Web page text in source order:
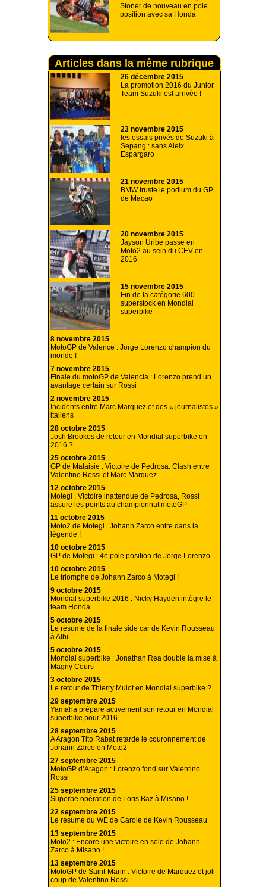
Stoner de nouveau en pole
position avec sa Honda
Articles dans la même rubrique
26 décembre 2015
La promotion 2016 du Junior
Team Suzuki est arrivée !
23 novembre 2015
les essais privés de Suzuki à
Sepang : sans Aleix
Espargaro
21 novembre 2015
BMW truste le podium du GP
de Macao
20 novembre 2015
Jayson Uribe passe en
Moto2 au sein du CEV en
2016
15 novembre 2015
Fin de la catégorie 600
superstock en Mondial
superbike
8 novembre 2015
MotoGP de Valence : Jorge Lorenzo champion du
monde !
7 novembre 2015
Finale du motoGP de Valencia : Lorenzo prend un
avantage certain sur Rossi
2 novembre 2015
Incidents entre Marc Marquez et des « journalistes »
italiens
28 octobre 2015
Josh Brookes de retour en Mondial superbike en
2016 ?
25 octobre 2015
GP de Malaisie : Victoire de Pedrosa. Clash entre
Valentino Rossi et Marc Marquez
12 octobre 2015
Motegi : Victoire inattendue de Pedrosa, Rossi
assure les points au championnat motoGP
11 octobre 2015
Moto2 de Motegi : Johann Zarco entre dans la
légende !
10 octobre 2015
GP de Motegi : 4e pole position de Jorge Lorenzo
10 octobre 2015
Le triomphe de Johann Zarco à Motegi !
9 octobre 2015
Mondial superbike 2016 : Nicky Hayden intègre le
team Honda
5 octobre 2015
Le résumé de la finale side car de Kevin Rousseau
à Albi
5 octobre 2015
Mondial superbike : Jonathan Rea double la mise à
Magny Cours
3 octobre 2015
Le retour de Thierry Mulot en Mondial superbike ?
29 septembre 2015
Yamaha prépare activement son retour en Mondial
superbike pour 2016
28 septembre 2015
A Aragon Tito Rabat retarde le couronnement de
Johann Zarco en Moto2
27 septembre 2015
MotoGP d’Aragon : Lorenzo fond sur Valentino
Rossi
25 septembre 2015
Superbe opération de Loris Baz à Misano !
22 septembre 2015
Le résumé du WE de Carole de Kevin Rousseau
13 septembre 2015
Moto2 : Encore une victoire en solo de Johann
Zarco à Misano !
13 septembre 2015
MotoGP de Saint-Marin : Victoire de Marquez et joli
coup de Valentino Rossi